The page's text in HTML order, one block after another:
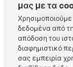
ανοιχτός
άλλα EV
οχήματα:
άλλα EV
μας με τα
δεδομένα από
απόδοση του
διαφημιστικό
σας εμπειρία